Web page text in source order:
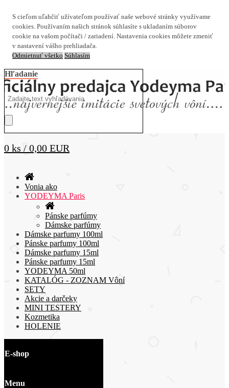
S cieľom uľahčiť užívateľom používať naše webové stránky využívame
cookies. Používaním našich stránok súhlasíte s ukladaním súborov
cookie na vašom počítači / zariadení. Nastavenia cookies môžete zmeniť
v nastavení vášho prehliadača.
Odmietnuť všetko Súhlasím
Hľadanie
0 ks / 0,00 EUR
Vonia ako
YODEYMA Paris
Pánske parfúmy
Dámske parfúmy
Dámske parfumy 100ml
Pánske parfumy 100ml
Dámske parfumy 15ml
Pánske parfumy 15ml
YODEYMA 50ml
KATALÓG - ZOZNAM Vôní
SETY
Akcie a darčeky
MINI TESTERY
Kozmetika
HOLENIE
E-shop
Menu